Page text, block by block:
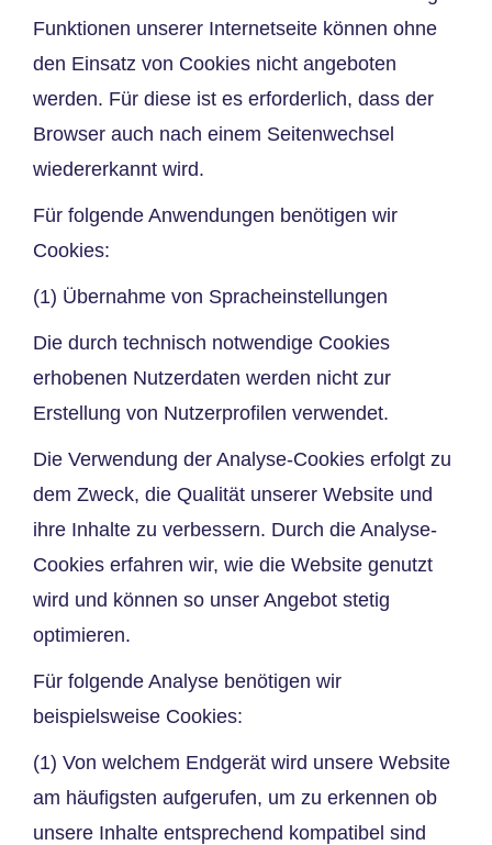
Funktionen unserer Internetseite können ohne
den Einsatz von Cookies nicht angeboten
werden. Für diese ist es erforderlich, dass der
Browser auch nach einem Seitenwechsel
wiedererkannt wird.
Für folgende Anwendungen benötigen wir
Cookies:
(1) Übernahme von Spracheinstellungen
Die durch technisch notwendige Cookies
erhobenen Nutzerdaten werden nicht zur
Erstellung von Nutzerprofilen verwendet.
Die Verwendung der Analyse-Cookies erfolgt zu
dem Zweck, die Qualität unserer Website und
ihre Inhalte zu verbessern. Durch die Analyse-
Cookies erfahren wir, wie die Website genutzt
wird und können so unser Angebot stetig
optimieren.
Für folgende Analyse benötigen wir
beispielsweise Cookies:
(1) Von welchem Endgerät wird unsere Website
am häufigsten aufgerufen, um zu erkennen ob
unsere Inhalte entsprechend kompatibel sind